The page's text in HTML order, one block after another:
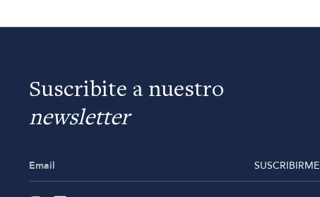
Suscribite a nuestro
newsletter
SUSCRIBIRME